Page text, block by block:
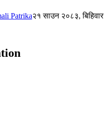
२१ साउन २०८३, बिहिवार